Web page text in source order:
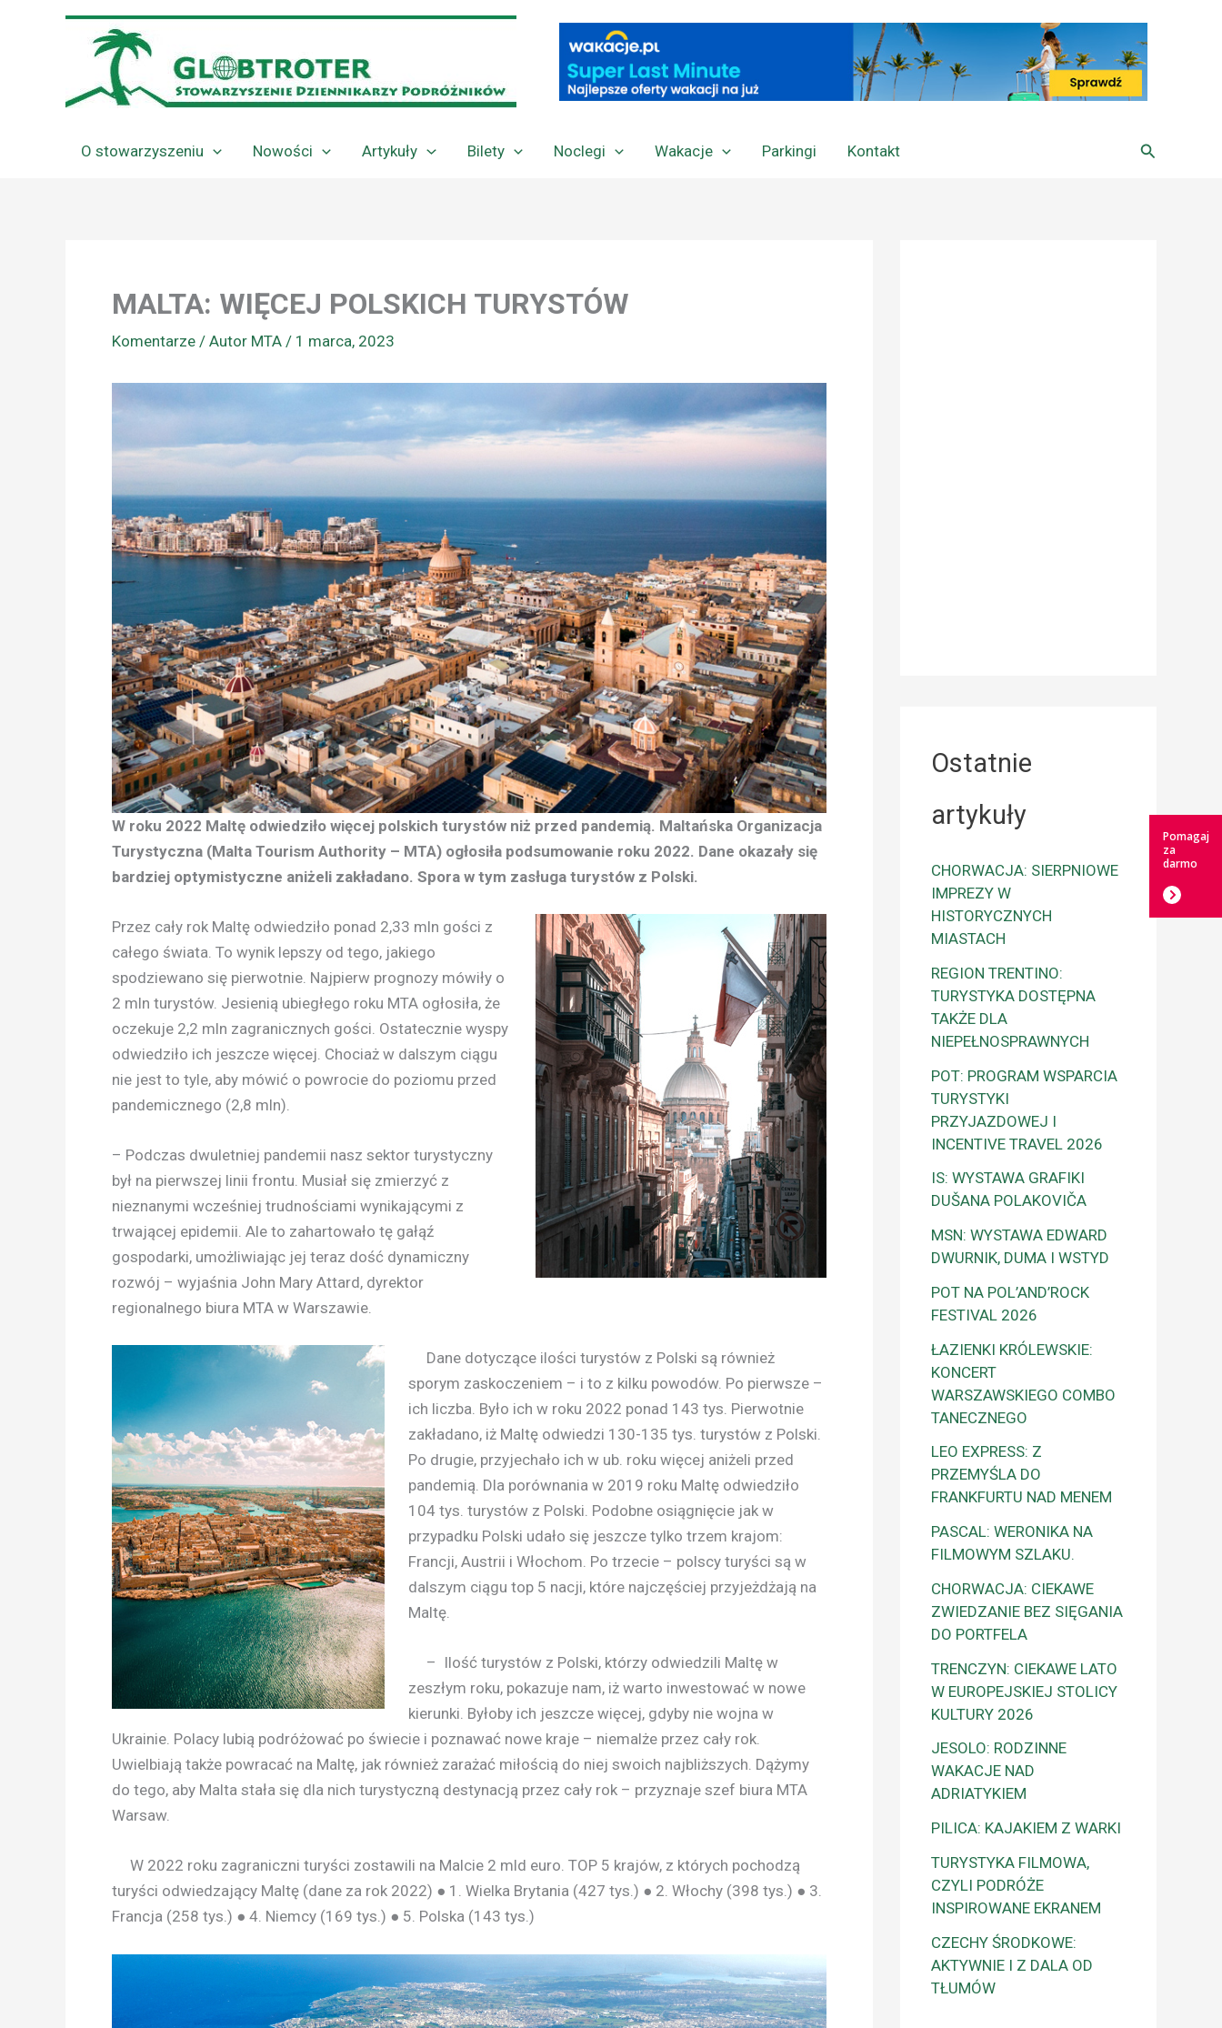
O stowarzyszeniu Nowości Artykuły Bilety Noclegi Wakacje Parkingi Kontakt Szukaj
MALTA: WIĘCEJ POLSKICH TURYSTÓW
Komentarze / Autor MTA / 1 marca, 2023
W roku 2022 Maltę odwiedziło więcej polskich turystów niż przed pandemią. Maltańska Organizacja
Turystyczna (Malta Tourism Authority – MTA) ogłosiła podsumowanie roku 2022. Dane okazały się
bardziej optymistyczne aniżeli zakładano. Spora w tym zasługa turystów z Polski.
Przez cały rok Maltę odwiedziło ponad 2,33 mln gości z
całego świata. To wynik lepszy od tego, jakiego
spodziewano się pierwotnie. Najpierw prognozy mówiły o
2 mln turystów. Jesienią ubiegłego roku MTA ogłosiła, że
oczekuje 2,2 mln zagranicznych gości. Ostatecznie wyspy
odwiedziło ich jeszcze więcej. Chociaż w dalszym ciągu
nie jest to tyle, aby mówić o powrocie do poziomu przed
pandemicznego (2,8 mln).
– Podczas dwuletniej pandemii nasz sektor turystyczny
był na pierwszej linii frontu. Musiał się zmierzyć z
nieznanymi wcześniej trudnościami wynikającymi z
trwającej epidemii. Ale to zahartowało tę gałąź
gospodarki, umożliwiając jej teraz dość dynamiczny
rozwój – wyjaśnia John Mary Attard, dyrektor
regionalnego biura MTA w Warszawie.
Dane dotyczące ilości turystów z Polski są również
sporym zaskoczeniem – i to z kilku powodów. Po pierwsze –
ich liczba. Było ich w roku 2022 ponad 143 tys. Pierwotnie
zakładano, iż Maltę odwiedzi 130-135 tys. turystów z Polski.
Po drugie, przyjechało ich w ub. roku więcej aniżeli przed
pandemią. Dla porównania w 2019 roku Maltę odwiedziło
104 tys. turystów z Polski. Podobne osiągnięcie jak w
przypadku Polski udało się jeszcze tylko trzem krajom:
Francji, Austrii i Włochom. Po trzecie – polscy turyści są w
dalszym ciągu top 5 nacji, które najczęściej przyjeżdżają na
Maltę.
– Ilość turystów z Polski, którzy odwiedzili Maltę w
zeszłym roku, pokazuje nam, iż warto inwestować w nowe
kierunki. Byłoby ich jeszcze więcej, gdyby nie wojna w
Ukrainie. Polacy lubią podróżować po świecie i poznawać nowe kraje – niemalże przez cały rok.
Uwielbiają także powracać na Maltę, jak również zarażać miłością do niej swoich najbliższych. Dążymy
do tego, aby Malta stała się dla nich turystyczną destynacją przez cały rok – przyznaje szef biura MTA
Warsaw.
W 2022 roku zagraniczni turyści zostawili na Malcie 2 mld euro. TOP 5 krajów, z których pochodzą
turyści odwiedzający Maltę (dane za rok 2022) ● 1. Wielka Brytania (427 tys.) ● 2. Włochy (398 tys.) ● 3.
Francja (258 tys.) ● 4. Niemcy (169 tys.) ● 5. Polska (143 tys.)
Ostatnie
artykuły
CHORWACJA: SIERPNIOWE
IMPREZY W
HISTORYCZNYCH
MIASTACH
REGION TRENTINO:
TURYSTYKA DOSTĘPNA
TAKŻE DLA
NIEPEŁNOSPRAWNYCH
POT: PROGRAM WSPARCIA
TURYSTYKI
PRZYJAZDOWEJ I
INCENTIVE TRAVEL 2026
IS: WYSTAWA GRAFIKI
DUŠANA POLAKOVIČA
MSN: WYSTAWA EDWARD
DWURNIK, DUMA I WSTYD
POT NA POL’AND’ROCK
FESTIVAL 2026
ŁAZIENKI KRÓLEWSKIE:
KONCERT
WARSZAWSKIEGO COMBO
TANECZNEGO
LEO EXPRESS: Z
PRZEMYŚLA DO
FRANKFURTU NAD MENEM
PASCAL: WERONIKA NA
FILMOWYM SZLAKU.
CHORWACJA: CIEKAWE
ZWIEDZANIE BEZ SIĘGANIA
DO PORTFELA
TRENCZYN: CIEKAWE LATO
W EUROPEJSKIEJ STOLICY
KULTURY 2026
JESOLO: RODZINNE
WAKACJE NAD
ADRIATYKIEM
PILICA: KAJAKIEM Z WARKI
TURYSTYKA FILMOWA,
CZYLI PODRÓŻE
INSPIROWANE EKRANEM
CZECHY ŚRODKOWE:
AKTYWNIE I Z DALA OD
TŁUMÓW
Pomagaj
za
darmo